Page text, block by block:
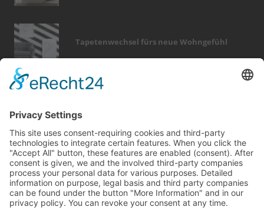
Tapetenwechsel fürs neue Wohngefühl
rund ums haus wärme garten immobilien
holz
wintergarten
keller dekoration
elektro
modernisieren
renovieren küche
fußboden
sicherheit
türen badezimmer entfeuchtung